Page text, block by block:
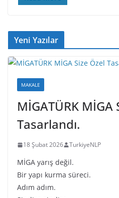
b
o
o
k
s n
Yeni Yazılar
MAKALE
MİGATÜRK MİGA
Tasarlandı.
18 Şubat 2026 TurkiyeNLP
MİGA yarış değil.
Bir yapı kurma süreci.
Adım adım.